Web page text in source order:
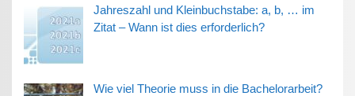
Jahreszahl und Kleinbuchstabe: a, b, … im
Zitat – Wann ist dies erforderlich?
Wie viel Theorie muss in die Bachelorarbeit?